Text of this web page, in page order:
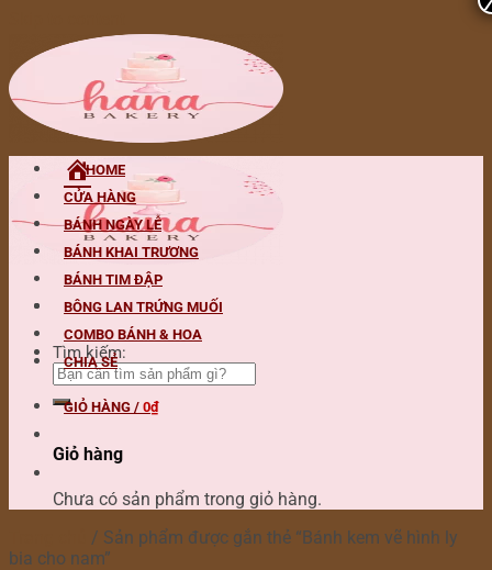
Tìm kiếm:
HOME
CỬA HÀNG
BÁNH NGÀY LỄ
BÁNH KHAI TRƯƠNG
BÁNH TIM ĐẬP
BÔNG LAN TRỨNG MUỐI
COMBO BÁNH & HOA
CHIA SẺ
GIỎ HÀNG / 0₫
Giỏ hàng
Chưa có sản phẩm trong giỏ hàng.
/ Sản phẩm được gắn thẻ “Bánh kem vẽ hình ly
bia cho nam”